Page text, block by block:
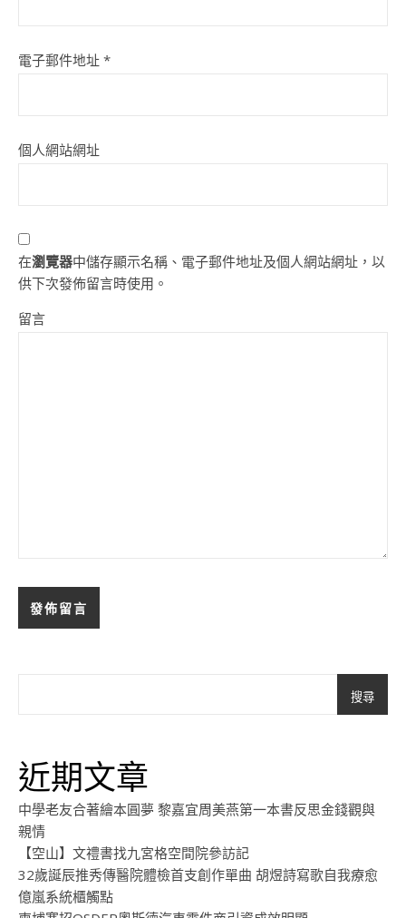
電子郵件地址 *
個人網站網址
在瀏覽器中儲存顯示名稱、電子郵件地址及個人網站網址，以
供下次發佈留言時使用。
留言
搜尋
近期文章
中學老友合著繪本圓夢 黎嘉宜周美燕第一本書反思金錢觀與
親情
【空山】文禮書找九宮格空間院參訪記
32歲誕辰推秀傳醫院體檢首支創作單曲 胡煜詩寫歌自我療愈
億嵐系統櫃觸點